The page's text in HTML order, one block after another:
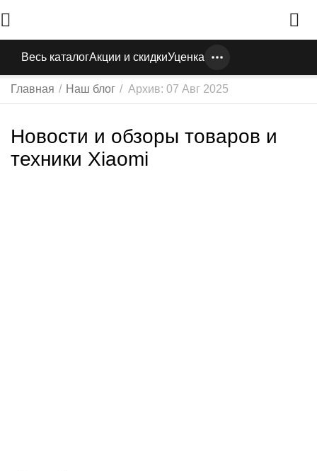
Весь каталогАкции и скидкиУценка
Главная / Наш блог / Архив: 07 Авг 2025
Новости и обзоры товаров и
техники Xiaomi